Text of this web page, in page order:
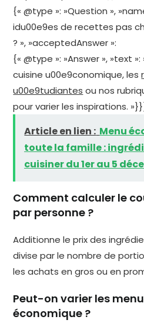
{« @type »: »Question »,
idu00e9es de recettes pas
? », »acceptedAnswer »:
{« @type »: »Answer », »text
cuisine u00e9conomique, les
u00e9tudiantes ou nos
pour varier les inspirations.
Article en lien : Menu
toute la famille :
cuisiner du 1er au 5
Comment calculer le
par personne ?
Additionne le prix des
divise par le nombre de
les achats en gros ou en
Peut-on varier les
économique ?